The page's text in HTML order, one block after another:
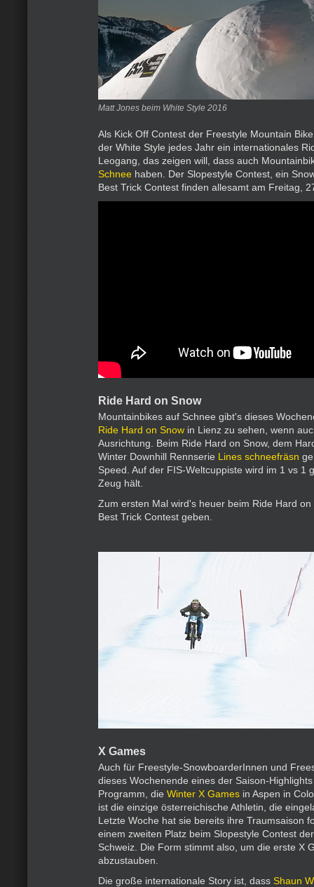
Matt Jones beim White Style 2016
Als Kick Off Contest der Freestyle Mountain
der White Style jedes Jahr ein internationales
Leogang, das zeigen will, dass auch
Schnee haben. Der Slopestyle Contest, ein
Best Trick Contest finden allesamt am Freitag,
Ride Hard on Snow
Mountainbikes auf Schnee gibt's dieses
Ride Hard on Snow in Lienz zu sehen, wenn
Ausrichtung. Beim Ride Hard on Snow, dem
Winter Downhill Rennserie Lines schneefräsn
Speed. Auf der FIS-Weltcuppiste wird im 1 vs 1
Zeug hält.
Zum ersten Mal wird's heuer beim Ride Hard
Best Trick Contest geben.
X Games
Auch für Freestyle-SnowboarderInnen und
dieses Wochenende eines der Saison-
Programm, die Winter X Games in Aspen in
ist die einzige österreichische Athletin, die
Letzte Woche hat sie bereits ihre Traumsaison
einem zweiten Platz beim Slopestyle Contest
Schweiz. Die Form stimmt also, um die erste X
abzustauben.
Die große internationale Story ist, dass Shaun